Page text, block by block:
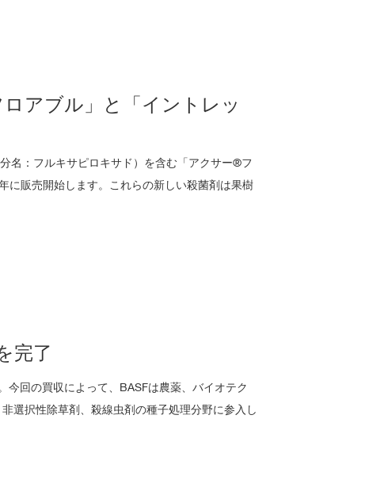
ロアブル」と「イントレッ
分名：フルキサピロキサド）を含む「アクサー®フ
に販売開始します。これらの新しい殺菌剤は果樹
完了
今回の買収によって、BASFは農薬、バイオテク
選択性除草剤、殺線虫剤の種子処理分野に参入し